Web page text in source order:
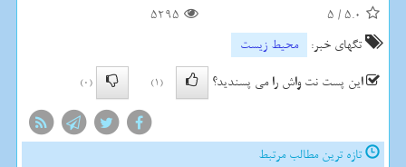
5.0
/
5
5295
تگهای خبر:
محیط زیست
این پست نت واش را می پسندید؟
(1)
(0)
تازه ترین مطالب مرتبط